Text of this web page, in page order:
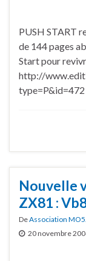
PUSH START
de 144 pages
Start pour
http://
type=P&id=472
Nouvelle
ZX81 :
DeAssociation
20 novembre